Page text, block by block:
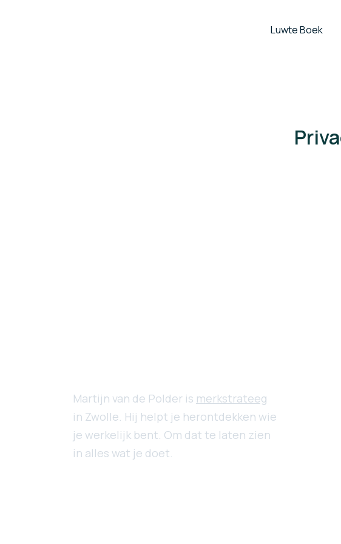
Luwte Boek
Martijn van de Polder is merkstrateeg
in Zwolle. Hij helpt je herontdekken wie
je werkelijk bent. Om dat te laten zien
in alles wat je doet.